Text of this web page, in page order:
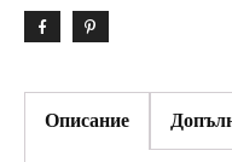
Описание